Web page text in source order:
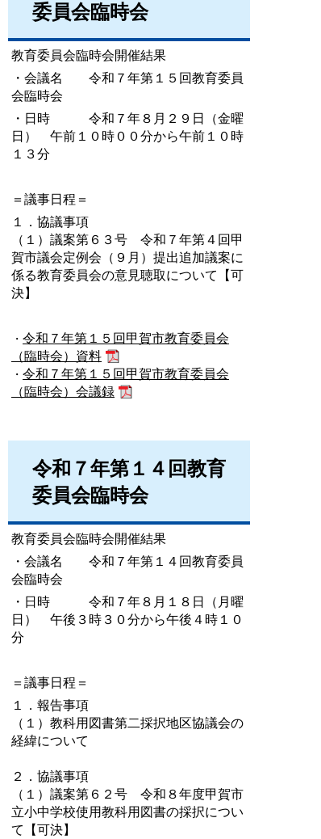
委員会臨時会
教育委員会臨時会開催結果
・会議名 令和７年第１５回教育委員
会臨時会
・日時 令和７年８月２９日（金曜
日） 午前１０時００分から午前１０時
１３分
＝議事日程＝
１．協議事項
（１）議案第６３号 令和７年第４回甲
賀市議会定例会（９月）提出追加議案に
係る教育委員会の意見聴取について【可
決】
・ 令和７年第１５回甲賀市教育委員会
（臨時会）資料
・ 令和７年第１５回甲賀市教育委員会
（臨時会）会議録
令和７年第１４回教育
委員会臨時会
教育委員会臨時会開催結果
・会議名 令和７年第１４回教育委員
会臨時会
・日時 令和７年８月１８日（月曜
日） 午後３時３０分から午後４時１０
分
＝議事日程＝
１．報告事項
（１）教科用図書第二採択地区協議会の
経緯について
２．協議事項
（１）議案第６２号 令和８年度甲賀市
立小中学校使用教科用図書の採択につい
て【可決】